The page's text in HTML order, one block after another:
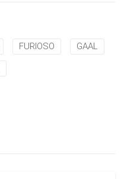
FURIOSO GAAL